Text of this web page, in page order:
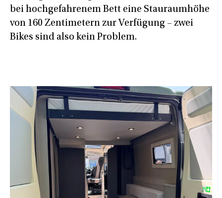
bei hochgefahrenem Bett eine Stauraumhöhe
von 160 Zentimetern zur Verfügung – zwei
Bikes sind also kein Problem.